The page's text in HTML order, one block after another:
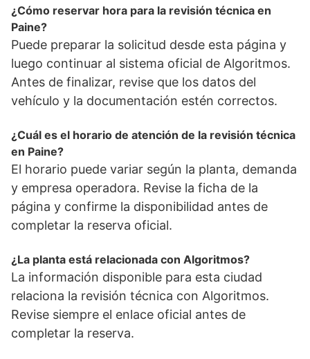
¿Cómo reservar hora para la revisión técnica en
Paine?
Puede preparar la solicitud desde esta página y
luego continuar al sistema oficial de Algoritmos.
Antes de finalizar, revise que los datos del
vehículo y la documentación estén correctos.
¿Cuál es el horario de atención de la revisión técnica
en Paine?
El horario puede variar según la planta, demanda
y empresa operadora. Revise la ficha de la
página y confirme la disponibilidad antes de
completar la reserva oficial.
¿La planta está relacionada con Algoritmos?
La información disponible para esta ciudad
relaciona la revisión técnica con Algoritmos.
Revise siempre el enlace oficial antes de
completar la reserva.